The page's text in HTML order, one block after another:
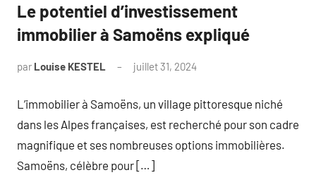
Le potentiel d’investissement
immobilier à Samoëns expliqué
par Louise KESTEL juillet 31, 2024
L’immobilier à Samoëns, un village pittoresque niché
dans les Alpes françaises, est recherché pour son cadre
magnifique et ses nombreuses options immobilières.
Samoëns, célèbre pour […]